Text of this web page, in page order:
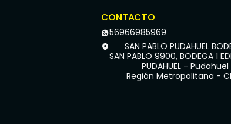
CONTACTO
56966985969
SAN PABLO PUDAHUEL
SAN PABLO 9900, BODEGA 1
PUDAHUEL - Pudahuel
Región Metropolitana -